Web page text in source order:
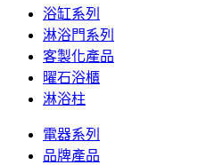
浴缸系列
淋浴門系列
客製化產品
曜石浴櫃
淋浴柱
電器系列
品牌產品